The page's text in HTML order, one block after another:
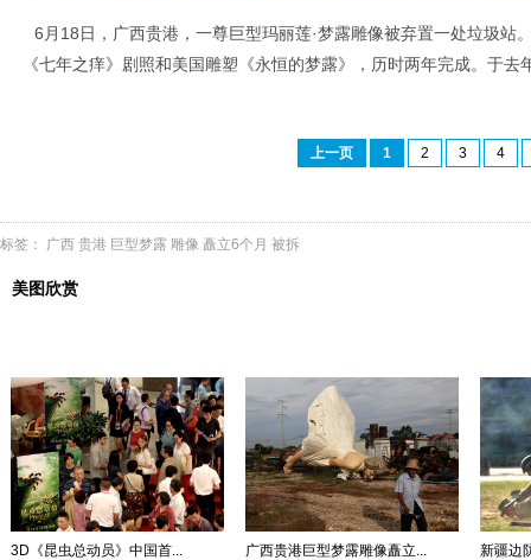
6月18日，广西贵港，一尊巨型玛丽莲·梦露雕像被弃置一处垃圾
《七年之痒》剧照和美国雕塑《永恒的梦露》，历时两年完成。于
上一页 1 2 3 4
标签： 广西 贵港 巨型梦露 雕像 矗立6个月 被拆
美图欣赏
3D《昆虫总动员》中国首... 广西贵港巨型梦露雕像矗立... 新疆边